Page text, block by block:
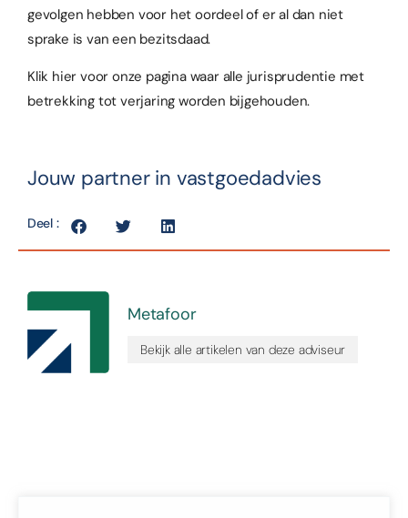
gevolgen hebben voor het oordeel of er al dan niet
sprake is van een bezitsdaad.
Klik hier voor onze pagina waar alle jurisprudentie met
betrekking tot verjaring worden bijgehouden.
Jouw partner in vastgoedadvies
Deel :
Metafoor
Bekijk alle artikelen van deze adviseur